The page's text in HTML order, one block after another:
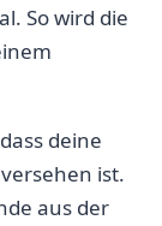
So ‍wird die
deine
ist.
aus der